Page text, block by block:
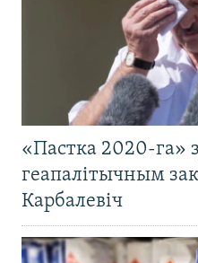
«Пастка 2020-га»
геапалітычным
Карбалевіч